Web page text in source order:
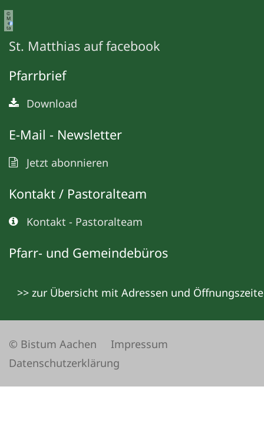
©
M
e
ta
St. Matthias auf facebook
Pfarrbrief
Download
E-Mail - Newsletter
Jetzt abonnieren
Kontakt / Pastoralteam
Kontakt - Pastoralteam
Pfarr- und Gemeindebüros
>> zur Übersicht mit Adressen und
© Bistum Aachen
Impressum
Datenschutzerklärung